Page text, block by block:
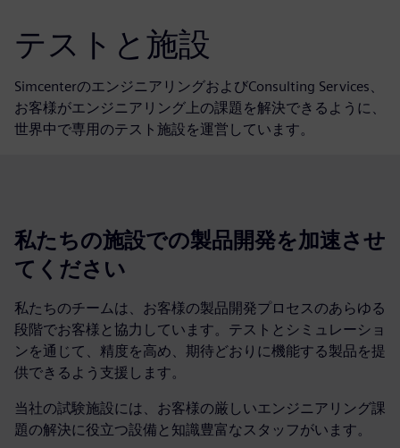
テストと施設
SimcenterのエンジニアリングおよびConsulting Services、
お客様がエンジニアリング上の課題を解決できるように、
世界中で専用のテスト施設を運営しています。
私たちの施設での製品開発を加速させ
てください
私たちのチームは、お客様の製品開発プロセスのあらゆる
段階でお客様と協力しています。テストとシミュレーショ
ンを通じて、精度を高め、期待どおりに機能する製品を提
供できるよう支援します。
当社の試験施設には、お客様の厳しいエンジニアリング課
題の解決に役立つ設備と知識豊富なスタッフがいます。